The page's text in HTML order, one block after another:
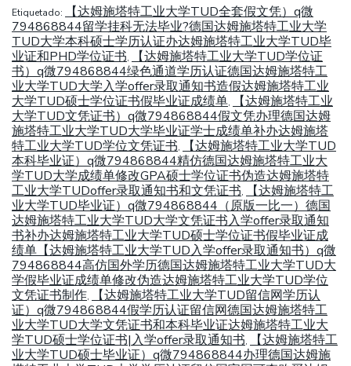
Etiquetado:
【达姆施塔特工业大学TUD全套假文凭）q微
794868844留学挂科无法毕业?德国达姆施塔特工业大学
TUD大学本科硕士学历认证办达姆施塔特工业大学TUD毕
业证和PHD学位证书,
【达姆施塔特工业大学TUD学位证
书）q微794868844绿色通道学历认证德国达姆施塔特工
业大学TUD大学入学offer录取通知书造假达姆施塔特工业
大学TUD硕士学位证书假毕业证成绩单,
【达姆施塔特工业
大学TUD文凭证书）q微794868844假文凭办理德国达姆
施塔特工业大学TUD大学毕业证学士成绩单补办达姆施塔
特工业大学TUD学位文凭证书,
【达姆施塔特工业大学TUD
本科毕业证）q微794868844精仿德国达姆施塔特工业大
学TUD大学成绩单修改GPA硕士学位证书伪造达姆施塔特
工业大学TUDoffer录取通知书和文凭证书,
【达姆施塔特工
业大学TUD毕业证）q微794868844（原版一比一）德国
达姆施塔特工业大学TUD大学文凭证书入学offer录取通知
书补办达姆施塔特工业大学TUD硕士学位证书假毕业证成
绩单【达姆施塔特工业大学TUD入学offer录取通知书）q微
794868844高仿国外学历德国达姆施塔特工业大学TUD大
学假毕业证成绩单修改伪造达姆施塔特工业大学TUD学位
文凭证书制作,
【达姆施塔特工业大学TUD留信网学历认
证）q微794868844假学历认证留信网德国达姆施塔特工
业大学TUD大学文凭证书和本科毕业证达姆施塔特工业大
学TUD硕士学位证书|入学offer录取通知书,
【达姆施塔特工
业大学TUD硕士毕业证）q微794868844办理德国达姆施